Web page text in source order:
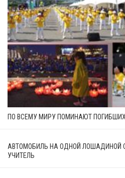
ПО ВСЕМУ МИРУ ПОМИНАЮТ ПОГИБШИХ
АВТОМОБИЛЬ НА ОДНОЙ ЛОШАДИНОЙ
УЧИТЕЛЬ